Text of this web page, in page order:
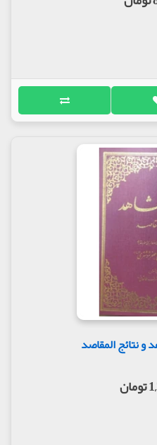
روندگان وسیع تر است.
های نجاتند، اما کشتی
ها سرعت بیشتری دارد
همچنین همه امامان
به نور حسین علیه
قلعه و پناه محکم و
دژ حسینی هموارتر است.
آن گفتم: به سوی
و اطمینان خاطر وارد
بر کشتی حسینی شوید
به این انوار حسینی
از آن نور بر گیرید.
امر بیشتر شد، بویژه
در وجود خود ناامید
یافتم و همچنین
کردم و به دو مطلب
ایمان و مطلب دوم
السلام فرمود: من کشته
از من یاد نمی شود
غمگین شود و گریه کند. و
و نتائج المقاصد